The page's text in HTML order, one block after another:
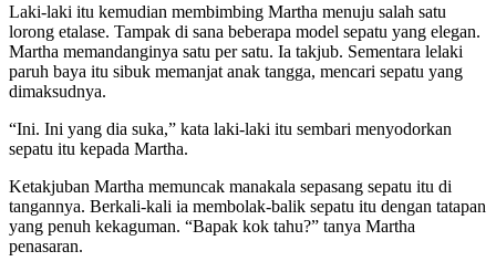
Laki-laki itu kemudian membimbing Martha menuju salah satu
lorong etalase. Tampak di sana beberapa model sepatu yang elegan.
Martha memandanginya satu per satu. Ia takjub. Sementara lelaki
paruh baya itu sibuk memanjat anak tangga, mencari sepatu yang
dimaksudnya.
“Ini. Ini yang dia suka,” kata laki-laki itu sembari menyodorkan
sepatu itu kepada Martha.
Ketakjuban Martha memuncak manakala sepasang sepatu itu di
tangannya. Berkali-kali ia membolak-balik sepatu itu dengan tatapan
yang penuh kekaguman. “Bapak kok tahu?” tanya Martha
penasaran.